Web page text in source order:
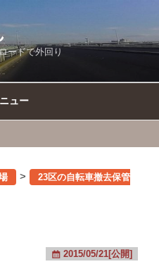
ードで外回り
ュー
>
23区の自転車撤去保管
2015/05/21[公開]